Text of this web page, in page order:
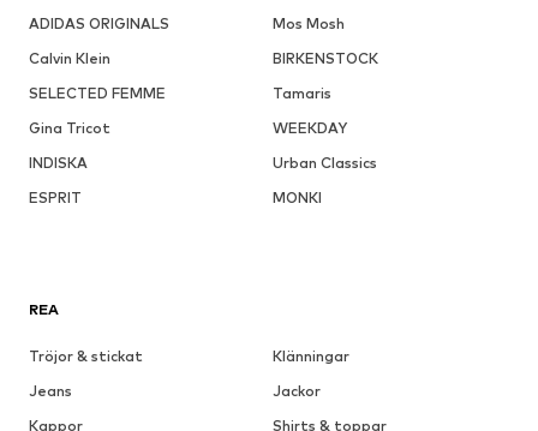
ADIDAS ORIGINALS
Mos Mosh
Calvin Klein
BIRKENSTOCK
SELECTED FEMME
Tamaris
Gina Tricot
WEEKDAY
INDISKA
Urban Classics
ESPRIT
MONKI
REA
Tröjor & stickat
Klänningar
Jeans
Jackor
Kappor
Shirts & toppar